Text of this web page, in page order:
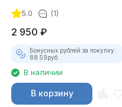
5.0 (1)
2 950 ₽
Бонусных рублей за покупку:
88.59руб.
В наличии
В корзину